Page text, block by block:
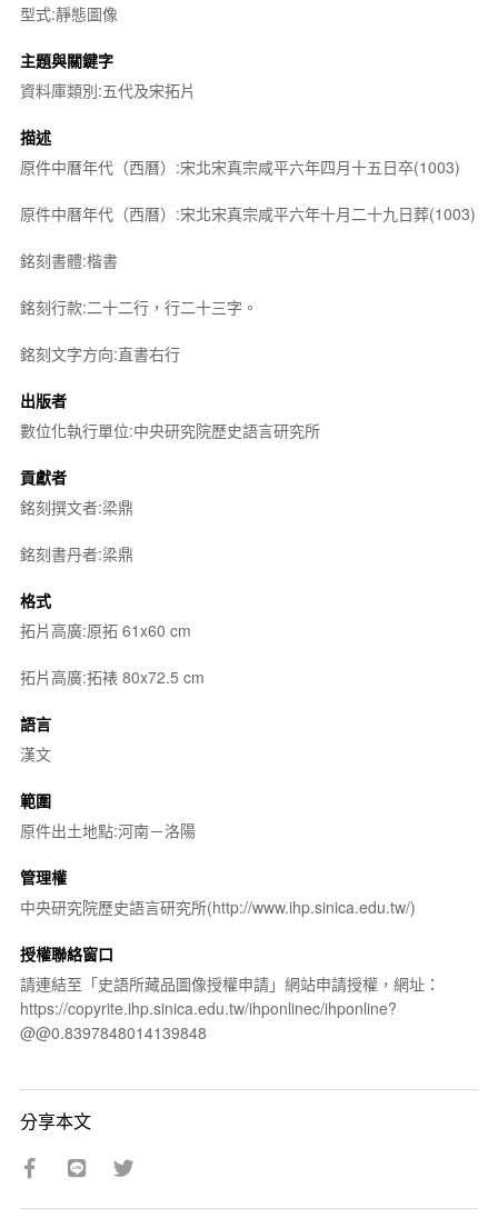
型式:靜態圖像
主題與關鍵字
資料庫類別:五代及宋拓片
描述
原件中曆年代（西曆）:宋北宋真宗咸平六年四月十五日卒(1003)
原件中曆年代（西曆）:宋北宋真宗咸平六年十月二十九日葬(1003)
銘刻書體:楷書
銘刻行款:二十二行，行二十三字。
銘刻文字方向:直書右行
出版者
數位化執行單位:中央研究院歷史語言研究所
貢獻者
銘刻撰文者:梁鼎
銘刻書丹者:梁鼎
格式
拓片高廣:原拓 61x60 cm
拓片高廣:拓裱 80x72.5 cm
語言
漢文
範圍
原件出土地點:河南－洛陽
管理權
中央研究院歷史語言研究所(http://www.ihp.sinica.edu.tw/)
授權聯絡窗口
請連結至「史語所藏品圖像授權申請」網站申請授權，網址：
https://copyrite.ihp.sinica.edu.tw/ihponlinec/ihponline?
@@0.8397848014139848
分享本文